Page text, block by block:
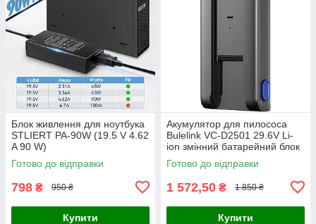
Блок живлення для ноутбука
STLIERT PA-90W (19.5 V 4.62
A 90 W)
Готово до відправки
798 ₴ 950 ₴
Купити
Акумулятор для пилососа
Bulelink VC-D2501 29.6V Li-
ion змінний батарейний блок
Готово до відправки
1 572,50 ₴ 1 850 ₴
Купити